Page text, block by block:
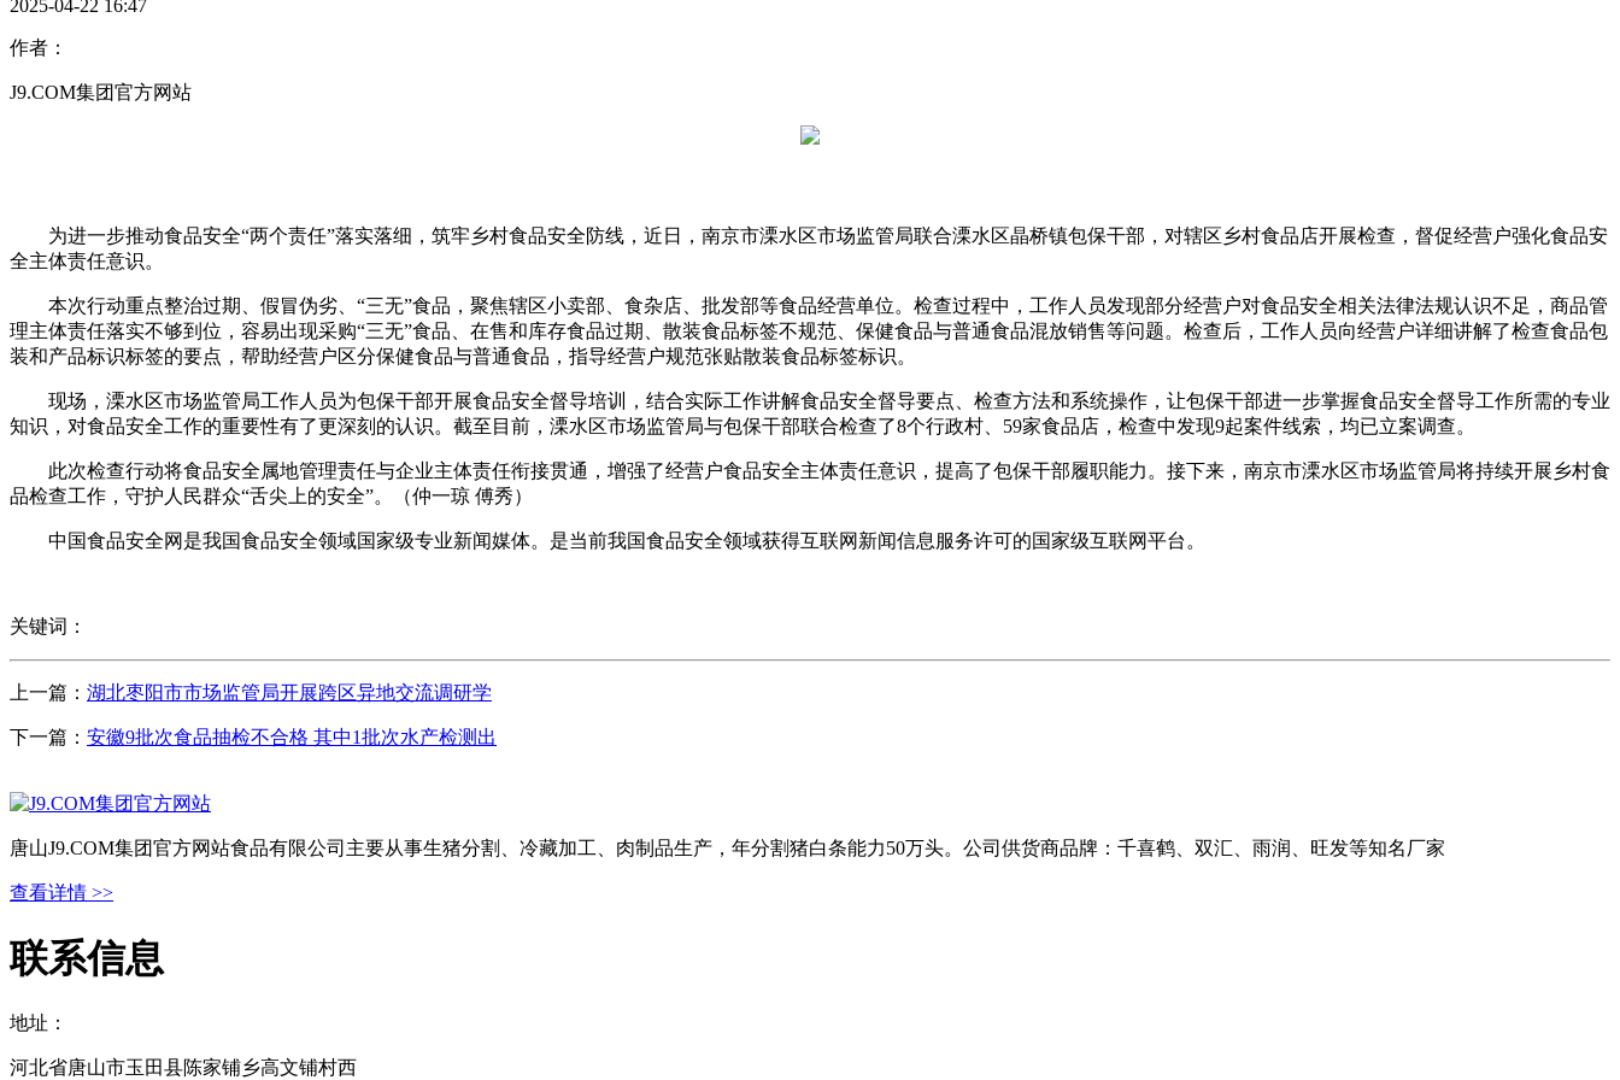
2025-04-22 16:47
作者：
J9.COM集团官方网站
为进一步推动食品安全“两个责任”落实落细，筑牢乡村食品安全防线，近日，南京市溧水区市场监管局联合溧水区晶桥镇包保干部，对辖区乡村食品店开展检查，督促经营户强化食品安
全主体责任意识。
本次行动重点整治过期、假冒伪劣、“三无”食品，聚焦辖区小卖部、食杂店、批发部等食品经营单位。检查过程中，工作人员发现部分经营户对食品安全相关法律法规认识不足，商品管
理主体责任落实不够到位，容易出现采购“三无”食品、在售和库存食品过期、散装食品标签不规范、保健食品与普通食品混放销售等问题。检查后，工作人员向经营户详细讲解了检查食品包
装和产品标识标签的要点，帮助经营户区分保健食品与普通食品，指导经营户规范张贴散装食品标签标识。
现场，溧水区市场监管局工作人员为包保干部开展食品安全督导培训，结合实际工作讲解食品安全督导要点、检查方法和系统操作，让包保干部进一步掌握食品安全督导工作所需的专业
知识，对食品安全工作的重要性有了更深刻的认识。截至目前，溧水区市场监管局与包保干部联合检查了8个行政村、59家食品店，检查中发现9起案件线索，均已立案调查。
此次检查行动将食品安全属地管理责任与企业主体责任衔接贯通，增强了经营户食品安全主体责任意识，提高了包保干部履职能力。接下来，南京市溧水区市场监管局将持续开展乡村食
品检查工作，守护人民群众“舌尖上的安全”。（仲一琼 傅秀）
中国食品安全网是我国食品安全领域国家级专业新闻媒体。是当前我国食品安全领域获得互联网新闻信息服务许可的国家级互联网平台。
关键词：
上一篇： 湖北枣阳市市场监管局开展跨区异地交流调研学
下一篇： 安徽9批次食品抽检不合格 其中1批次水产检测出
唐山J9.COM集团官方网站食品有限公司主要从事生猪分割、冷藏加工、肉制品生产，年分割猪白条能力50万头。公司供货商品牌：千喜鹤、双汇、雨润、旺发等知名厂家
查看详情 >>
联系信息
地址：
河北省唐山市玉田县陈家铺乡高文铺村西